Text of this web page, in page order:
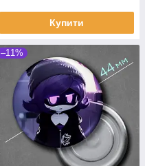
Купити
–11%